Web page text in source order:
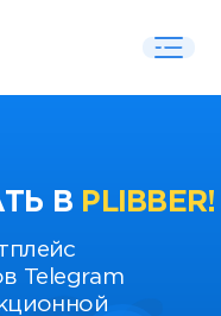
В PLIBBER!
Telegram